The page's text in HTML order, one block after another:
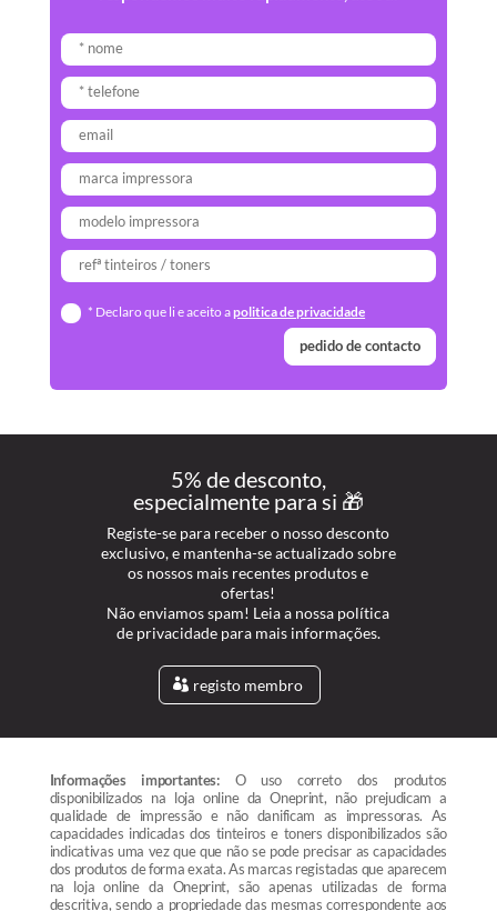
* Declaro que li e aceito apolitica de privacidade
pedido de contacto
5% de desconto,
especialmente para si 🎁
Registe-se para receber o nosso desconto
exclusivo, e mantenha-se actualizado sobre
os nossos mais recentes produtos e
ofertas!
Não enviamos spam! Leia a nossa política
de privacidade para mais informações.
registo membro
Informações importantes: O uso correto dos produtos
disponibilizados na loja online da Oneprint, não prejudicam a
qualidade de impressão e não danificam as impressoras. As
capacidades indicadas dos tinteiros e toners disponibilizados são
indicativas uma vez que que não se pode precisar as capacidades
dos produtos de forma exata. As marcas registadas que aparecem
na loja online da Oneprint, são apenas utilizadas de forma
descritiva, sendo a propriedade das mesmas correspondente aos